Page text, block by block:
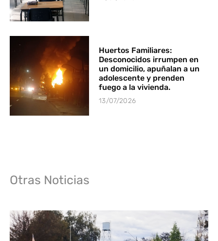
Huertos Familiares:
Desconocidos irrumpen en
un domicilio, apuñalan a un
adolescente y prenden
fuego a la vivienda.
13/07/2026
Otras Noticias